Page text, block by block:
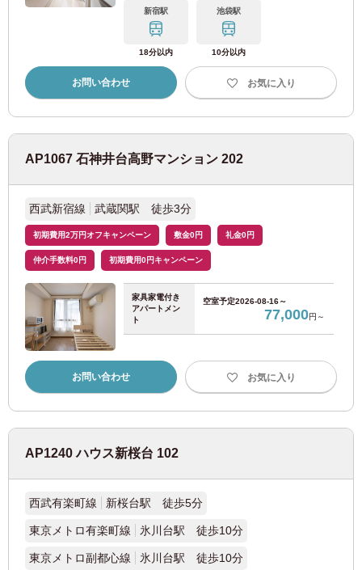
新宿駅
18分以内
池袋駅
10分以内
お問い合わせ お気に入り
AP1067 石神井台高野マンション 202
西武新宿線 武蔵関駅 徒歩3分
初期費用2万円オフキャンペーン 敷金0円 礼金0円
仲介手数料0円 初期費用0円キャンペーン
家具家電付き
アパートメン
ト
空室予定2026-08-16～
77,000円～
お問い合わせ お気に入り
AP1240 ハウス新桜台 102
西武有楽町線 新桜台駅 徒歩5分
東京メトロ有楽町線 氷川台駅 徒歩10分
東京メトロ副都心線 氷川台駅 徒歩10分
Osaka Metro
大阪メトロ四つ橋線 (15)
大阪メトロ南港ポートタウン線 (3)
大阪メトロ御堂筋線 (46)
大阪メトロ谷町線 (31)
大阪メトロ長堀鶴見緑地線 (18)
大阪メトロ千日前線
大阪メトロ中央線
大阪メトロ堺筋線 (5)
大阪メトロ今里筋線 (28)
JR西日本
日 月 火 水 木 金 土
2026年8月
9
10 11 12 13
お部屋探しのお客様専用
03-6712-4346